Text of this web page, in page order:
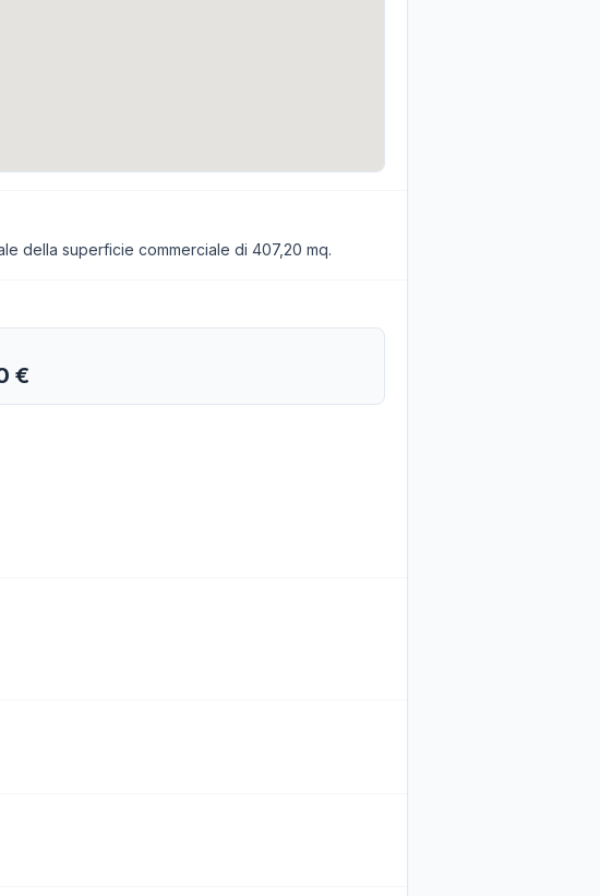
della superficie commerciale di 407,20 mq.
€